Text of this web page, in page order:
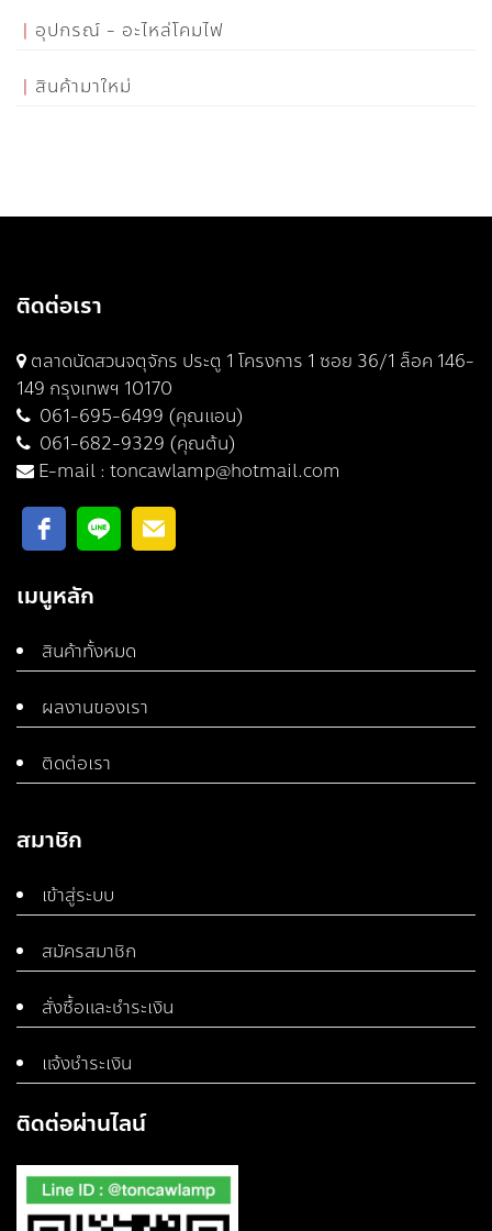
อุปกรณ์ - อะไหล่โคมไฟ
สินค้ามาใหม่
ติดต่อเรา
ตลาดนัดสวนจตุจักร ประตู 1 โครงการ 1 ซอย 36/1 ล็อค 146-
149 กรุงเทพฯ 10170
061-695-6499 (คุณแอน)
061-682-9329 (คุณต้น)
E-mail : toncawlamp@hotmail.com
เมนูหลัก
สินค้าทั้งหมด
ผลงานของเรา
ติดต่อเรา
สมาชิก
เข้าสู่ระบบ
สมัครสมาชิก
สั่งซื้อและชำระเงิน
แจ้งชำระเงิน
ติดต่อผ่านไลน์